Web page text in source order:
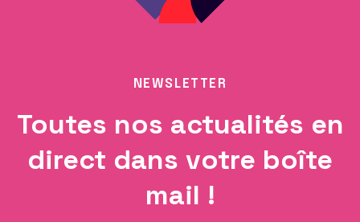
NEWSLETTER
Toutes nos actualités en
direct dans votre boîte
mail !